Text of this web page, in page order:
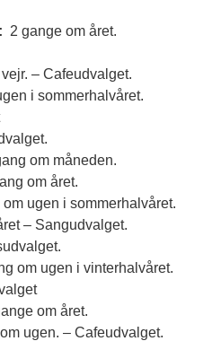
2 gange om året.
– Cafeudvalget.
i sommerhalvåret.
om måneden.
om året.
om ugen i sommerhalvåret.
– Sangudvalget.
om ugen i vinterhalvåret.
om året.
ugen. – Cafeudvalget.